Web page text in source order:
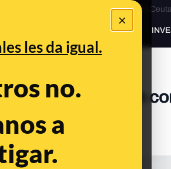
×
les da igual.
no.
a
Especial Ceuta•Bulos
PREBUNKING
solo se relacionan